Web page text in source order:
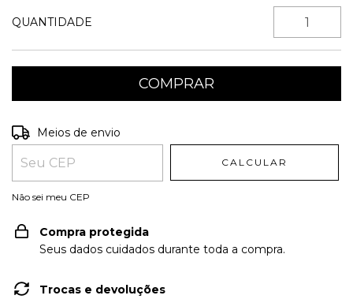
QUANTIDADE
Entregas para o CEP:
Meios de envio
CALCULAR
Não sei meu CEP
Compra protegida
Seus dados cuidados durante toda a compra.
Trocas e devoluções